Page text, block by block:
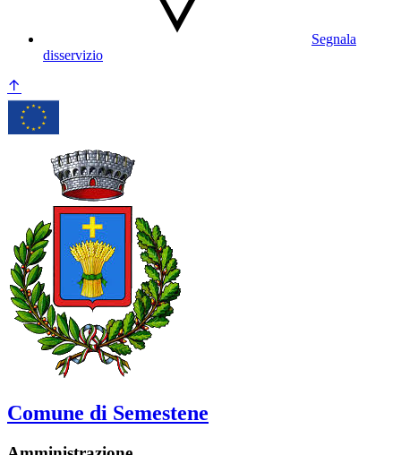
Segnala
disservizio
Comune di Semestene